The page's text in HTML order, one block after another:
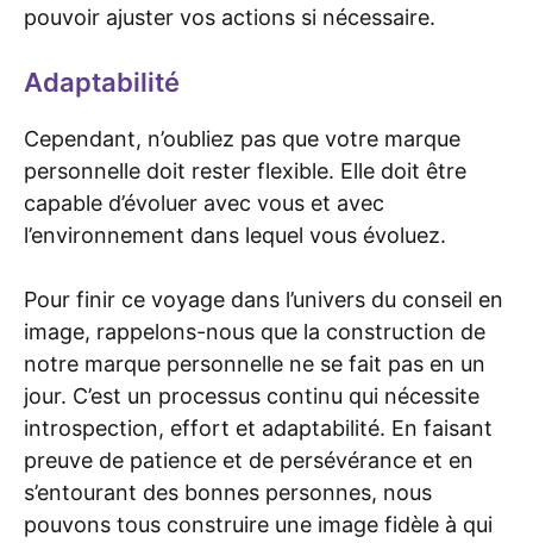
pouvoir ajuster vos actions si nécessaire.
Adaptabilité
Cependant, n’oubliez pas que votre marque
personnelle doit rester flexible. Elle doit être
capable d’évoluer avec vous et avec
l’environnement dans lequel vous évoluez.
Pour finir ce voyage dans l’univers du conseil en
image, rappelons-nous que la construction de
notre marque personnelle ne se fait pas en un
jour. C’est un processus continu qui nécessite
introspection, effort et adaptabilité. En faisant
preuve de patience et de persévérance et en
s’entourant des bonnes personnes, nous
pouvons tous construire une image fidèle à qui